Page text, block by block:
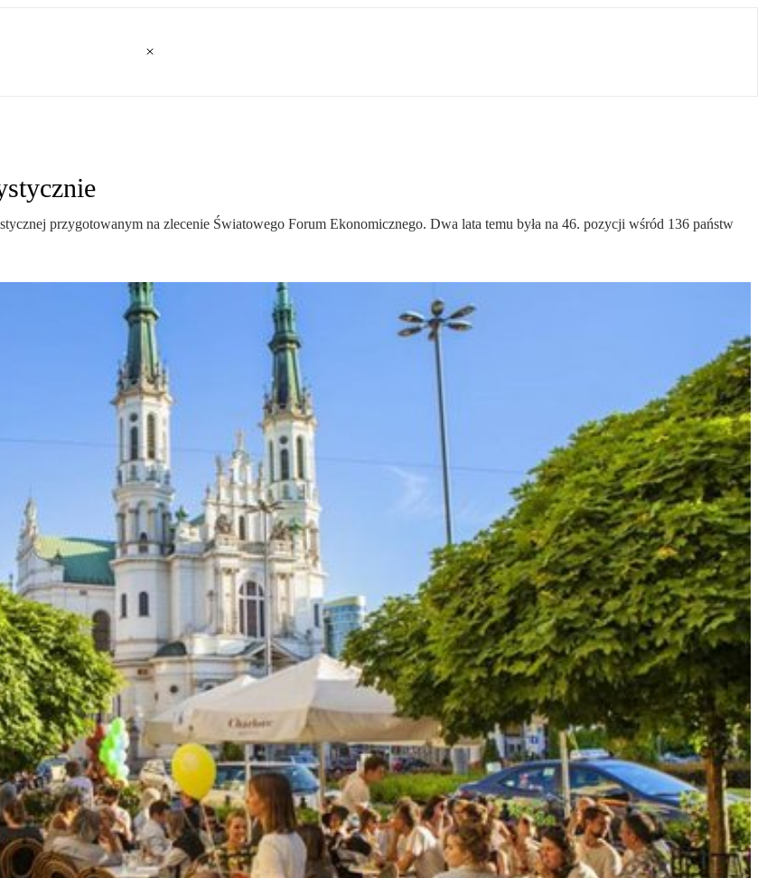
przygotowanym na zlecenie Światowego Forum Ekonomicznego. Dwa lata temu była na 46. pozycji wśród 136 państw